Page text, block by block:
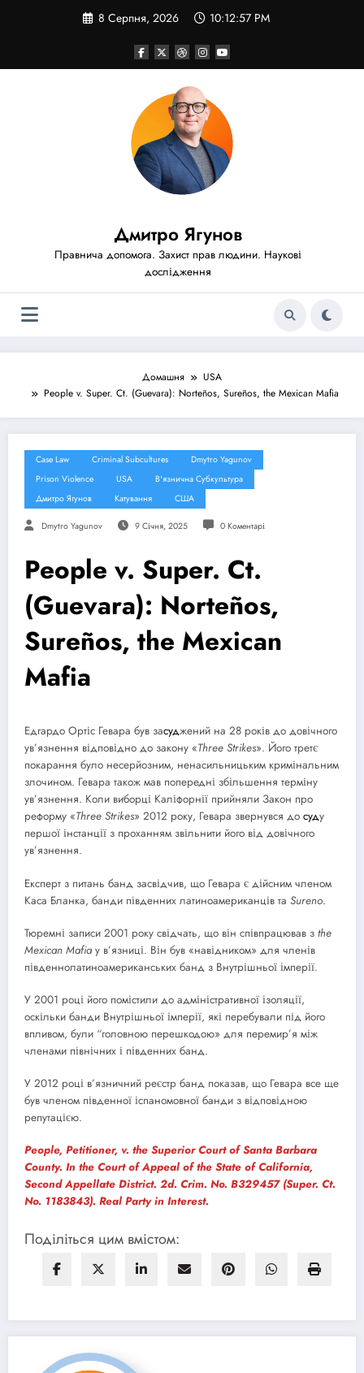
8 Серпня, 2026 10:12:57 PM
Дмитро Ягунов
Правнича допомога. Захист прав людини. Наукові
дослідження
Домашня
USA
People v. Super. Ct. (Guevara): Norteños, Sureños, the Mexican Mafia
Case Law Criminal Subcultures
Dmytro Yagunov
Prison Violence
USA
В'язнична Субкультура
Дмитро Ягунов
Катування США
Dmytro Yagunov 9 Січня, 2025 0 Коментарі
People v. Super. Ct.
(Guevara): Norteños,
Sureños, the Mexican
Mafia
Едгардо Ортіс Гевара був засуджений на 28 років до довічного
ув’язнення відповідно до закону «Three Strikes». Його третє
покарання було несерйозним, ненасильницьким кримінальним
злочином. Гевара також мав попередні збільшення терміну
ув’язнення. Коли виборці Каліфорнії прийняли Закон про
реформу «Three Strikes» 2012 року, Гевара звернувся до суду
першої інстанції з проханням звільнити його від довічного
ув’язнення.
Експерт з питань банд засвідчив, що Гевара є дійсним членом
Каса Бланка, банди південних латиноамериканців та Sureno.
Тюремні записи 2001 року свідчать, що він співпрацював з the
Mexican Mafiaу в’язниці. Він був «навідником» для членів
південнолатиноамериканських банд з Внутрішньої імперії.
У 2001 році його помістили до адміністративної ізоляції,
оскільки банди Внутрішньої імперії, які перебували під його
впливом, були “головною перешкодою» для перемир’я між
членами північних і південних банд.
У 2012 році в’язничний реєстр банд показав, що Гевара все ще
був членом південної іспаномовної банди з відповідною
репутацією.
People, Petitioner, v. the Superior Court of Santa Barbara
County. In the Court of Appeal of the State of California,
Second Appellate District. 2d. Crim. No. B329457 (Super. Ct.
No. 1183843). Real Party in Interest.
Поділіться цим вмістом: